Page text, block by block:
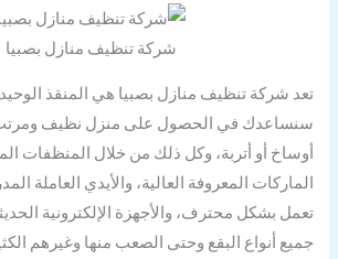
شركة تنظيف منازل بصبيا
تعد شركة تنظيف منازل بصبيا هي المنقذ
سنساعدك في الحصول على منزل نظيف
أوساخ أو أتربة، وكل ذلك من خلال المنظفات
الماركات المعروفة العالية، والأيدي العاملة
تعمل بشكل محترف، والأجهزة الإلكترونية
جميع أنواع البقع وحتى الصعب منها وغيرهم